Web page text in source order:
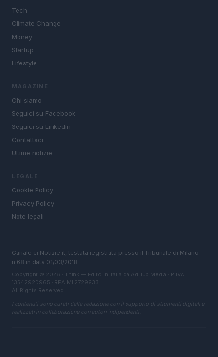
Tech
Climate Change
Money
Startup
Lifestyle
MAGAZINE
Chi siamo
Seguici su Facebook
Seguici su Linkedin
Contattaci
Ultime notizie
LEGALE
Cookie Policy
Privacy Policy
Note legali
Canale di Notizie.it, testata registrata presso il Tribunale di Milano
n.68 in data 01/03/2018
Copyright © 2026 · Think — Edito in Italia da AdHub Media · P.IVA
13542920965 · REA MI 2729933
All Rights Reserved
I contenuti sono curati dalla redazione con il supporto di strumenti digitali e
realizzati in collaborazione con autori indipendenti.